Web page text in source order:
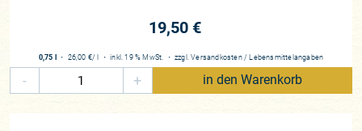
19,50 €
0,75 l ・ 26,00 €/ l ・inkl. 19 % MwSt. ・ zzgl.Versandkosten / Lebensmittelangaben
- + in den Warenkorb